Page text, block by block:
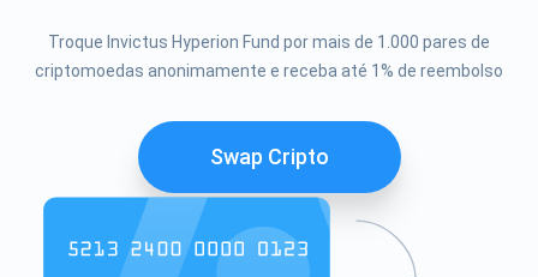
Troque Invictus Hyperion Fund por mais de 1.000 pares de
criptomoedas anonimamente e receba até 1% de reembolso
Swap Cripto